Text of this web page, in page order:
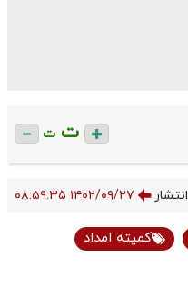
ت ت
۱۴۰۲/۰۹/۲۷ ۰۸:۵۹:۳۵
کمیته امداد